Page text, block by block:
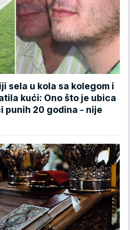
sela u kola sa kolegom i
kući: Ono što je ubica
punih 20 godina - nije